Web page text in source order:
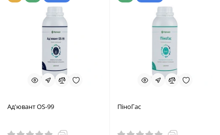
Ад'ювант OS-99 ПіноГас